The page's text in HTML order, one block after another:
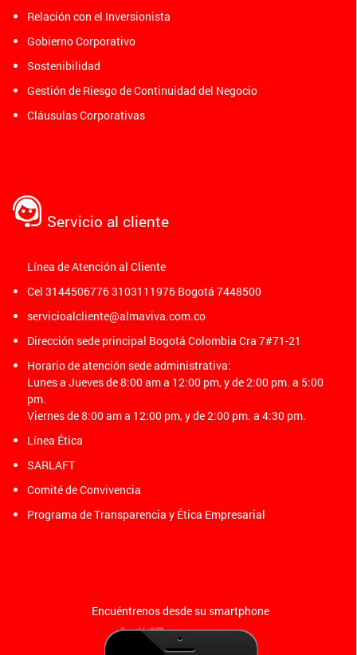
Relación con el Inversionista
Gobierno Corporativo
Sostenibilidad
Gestión de Riesgo de Continuidad del Negocio
Cláusulas Corporativas
Servicio al cliente
Línea de Atención al Cliente
Cel 3144506776 3103111976 Bogotá 7448500
servicioalcliente@almaviva.com.co
Dirección sede principal Bogotá Colombia Cra 7#71-21
Horario de atención sede administrativa:
Lunes a Jueves de 8:00 am a 12:00 pm, y de 2:00 pm. a 5:00
pm.
Viernes de 8:00 am a 12:00 pm, y de 2:00 pm. a 4:30 pm.
Línea Ética
SARLAFT
Comité de Convivencia
Programa de Transparencia y Ética Empresarial
Encuéntrenos desde su smartphone